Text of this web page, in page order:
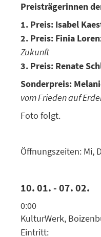
Preisträgerinnen
1. Preis: Isabel
2. Preis: Finia
Zukunft
3. Preis: Renate
Sonderpreis:
vom Frieden auf
Foto folgt.
Öffnungszeiten: Mi,
10. 01. - 07. 02.
0:00
KulturWerk,
Eintritt: